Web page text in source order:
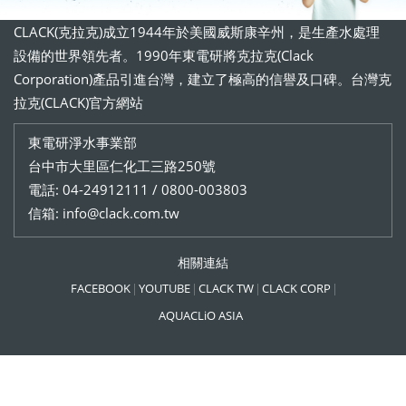
CLACK(克拉克)成立1944年於美國威斯康辛州，是生產水處理
設備的世界領先者。1990年東電研將克拉克(Clack
Corporation)產品引進台灣，建立了極高的信譽及口碑。台灣克
拉克(CLACK)官方網站
東電研淨水事業部
台中市大里區仁化工三路250號
電話: 04-24912111 / 0800-003803
信箱: info@clack.com.tw
相關連結
FACEBOOK YOUTUBE CLACK TW CLACK CORP
AQUACLiO ASIA